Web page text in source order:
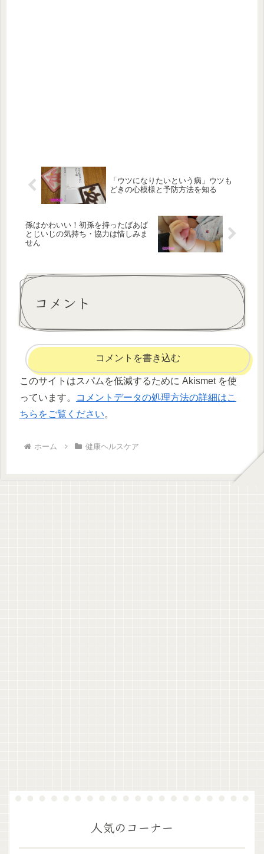
「ウツになりたいという病」ウツも
どきの心模様と予防方法を知る
孫はかわいい！初孫を持ったばあば
とじいじの気持ち・協力は惜しみま
せん
コメント
コメントを書き込む
このサイトはスパムを低減するために Akismet を使
っています。
コメントデータの処理方法の詳細はこ
ちらをご覧ください。
ホーム 健康ヘルスケア
人気のコーナー